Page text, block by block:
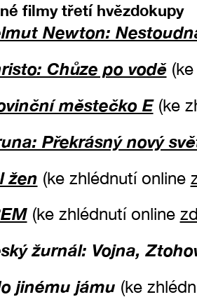
filmy třetí hvězdokupy
Newton:
Chůze po vodě
městečko E (ke
Překrásný nový
žen (ke zhlédnutí online
(ke zhlédnutí online
žurnál: Vojna,
jinému jámu (ke